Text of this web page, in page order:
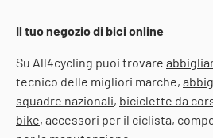
Il tuo negozio di bici online
Su All4cycling puoi trovare
tecnico delle migliori marche,
squadre nazionali, biciclette da
bike, accessori per il ciclista,